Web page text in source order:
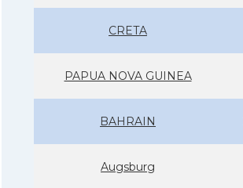
CRETA
PAPUA NOVA GUINEA
BAHRAIN
Augsburg